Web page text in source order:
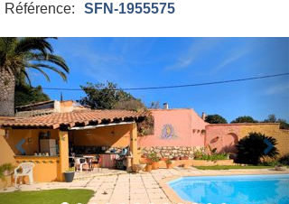
Référence:
SFN-1955575